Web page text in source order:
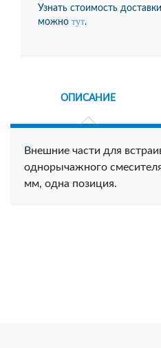
Узнать стоимость
можно тут.
ОПИСАНИЕ
Внешние части для
однорычажного
мм, одна позиция.